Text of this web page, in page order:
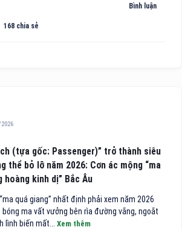
Bình luận
168 chia sẻ
(tựa gốc: Passenger)” trở thành siêu
thể bỏ lỡ năm 2026: Cơn ác mộng “ma
hoàng kinh dị” Bắc Âu
quá giang” nhất định phải xem năm 2026
ma vất vưởng bên rìa đường vắng, ngoắt
lình biến mất... Xem thêm